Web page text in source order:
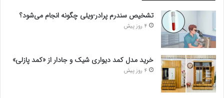
تشخیص سندرم پرادر-ویلی چگونه انجام می‌شود؟
4 روز پیش
خرید مدل کمد دیواری شیک و جادار از «کمد پازلی»
4 روز پیش